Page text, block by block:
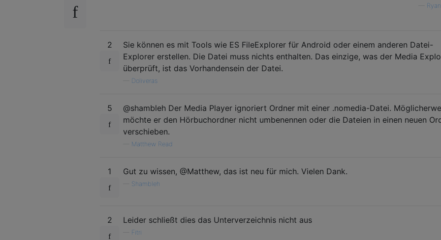
2
Sie können es mit Tools wie ES FileExplorer für Android oder einem anderen Datei-
Explorer erstellen. Die Datei muss nichts enthalten. Das einzige, was der Media
überprüft, ist das Vorhandensein der Datei.
Doliveras
5
@shambleh Der Media Player ignoriert Ordner mit einer .nomedia-Datei.
möchte er den Hörbuchordner nicht umbenennen oder die Dateien in einen neuen
verschieben.
Matthew Read
1 Gut zu wissen, @Matthew, das ist neu für mich. Vielen Dank.
Shambleh
2 Leider schließt dies das Unterverzeichnis nicht aus
Fitri